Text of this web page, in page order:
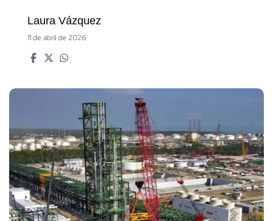
Laura Vázquez
11 de abril de 2026